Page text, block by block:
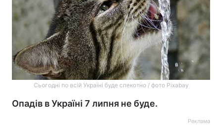
Сьогодні по всій Україні буде спекотно / фото Pixabay
Опадів в Україні 7 липня не буде.
Реклама